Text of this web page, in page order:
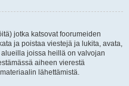
jotka katsovat foorumeiden
ja poistaa viestejä ja lukita, avata,
joissa heillä on valvojan
aiheen vierestä
lähettämistä.